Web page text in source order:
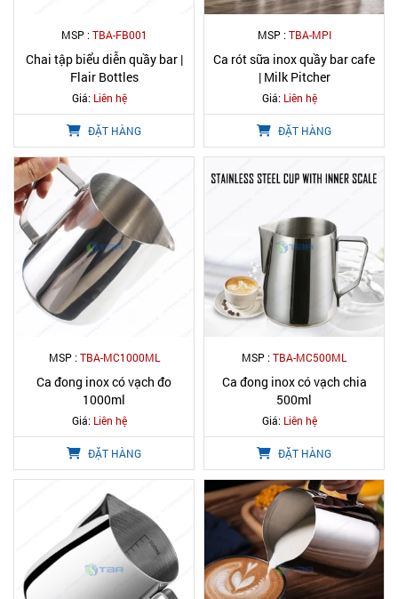
MSP :TBA-FB001
Chai tập biểu diễn quầy bar |
Flair Bottles
Giá: Liên hệ
ĐẶT HÀNG
MSP :TBA-MPI
Ca rót sữa inox quầy bar cafe
| Milk Pitcher
Giá: Liên hệ
ĐẶT HÀNG
MSP :TBA-MC1000ML
Ca đong inox có vạch đo
1000ml
Giá: Liên hệ
ĐẶT HÀNG
MSP :TBA-MC500ML
Ca đong inox có vạch chia
500ml
Giá: Liên hệ
ĐẶT HÀNG